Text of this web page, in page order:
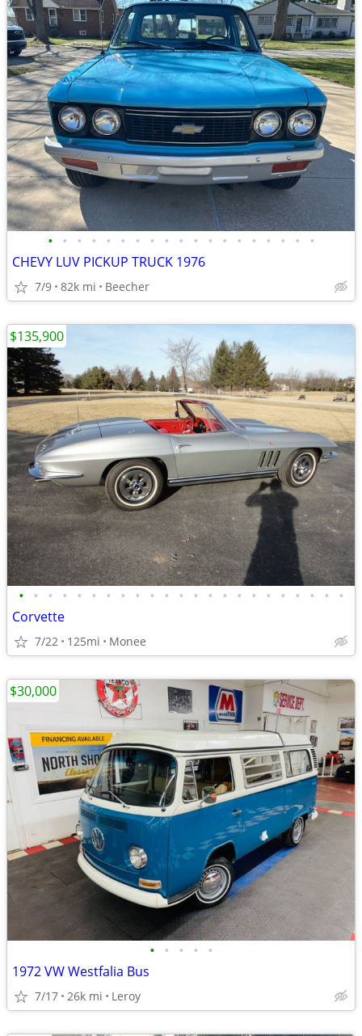
• • • • • • • • • • • • • • • • • • •
CHEVY LUV PICKUP TRUCK 1976
7/9 82k mi Beecher
• • • • • • • • • • • • • • • • • • • • • • •
Corvette
7/22 125mi Monee
$135,900
• • • • •
1972 VW Westfalia Bus
7/17 26k mi Leroy
$30,000